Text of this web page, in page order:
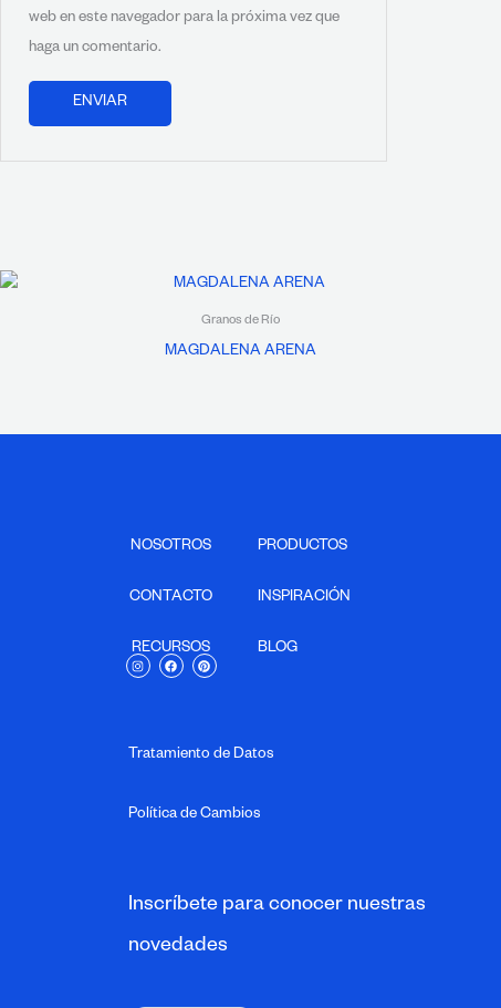
web en este navegador para la próxima vez que
haga un comentario.
Granos de Río
MAGDALENA ARENA
PRODUCTOS
INSPIRACIÓN
BLOG
NOSOTROS
CONTACTO
RECURSOS
I
r
F
o
P
e
Tratamiento de Datos
Política de Cambios
Inscríbete para conocer nuestras
novedades